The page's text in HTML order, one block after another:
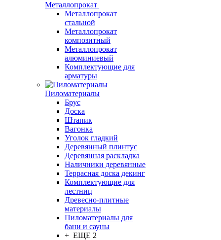
Металлопрокат
Металлопрокат
стальной
Металлопрокат
композитный
Металлопрокат
алюминиевый
Комплектующие для
арматуры
Пиломатериалы
Брус
Доска
Штапик
Вагонка
Уголок гладкий
Деревянный плинтус
Деревянная раскладка
Наличники деревянные
Террасная доска декинг
Комплектующие для
лестниц
Древесно-плитные
материалы
Пиломатериалы для
бани и сауны
+ ЕЩЕ 2